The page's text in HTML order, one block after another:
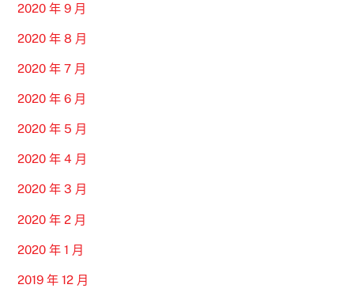
2020 年 9 月
2020 年 8 月
2020 年 7 月
2020 年 6 月
2020 年 5 月
2020 年 4 月
2020 年 3 月
2020 年 2 月
2020 年 1 月
2019 年 12 月